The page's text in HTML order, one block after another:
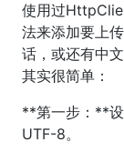
使用过
法来添加要上
话，或还有中
其实很简单：
**第一步：**
UTF-8。